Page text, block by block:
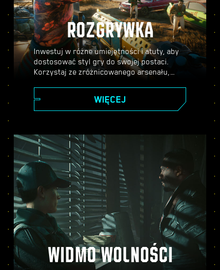
ROZGRYWKA
Inwestuj w różne umiejętności i atuty, aby
dostosować styl gry do swojej postaci.
Korzystaj ze zróżnicowanego arsenału,
legendą Night City. Bierz udział w
strzelaninach, atakuj wrogów z dystansu
miejsca.
WIĘCEJ
WIDMO WOLNOŚCI